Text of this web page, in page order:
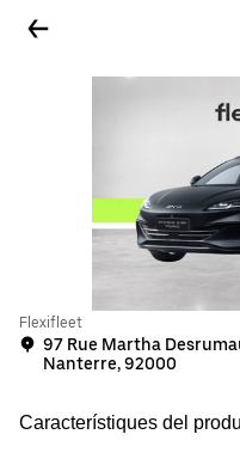
Flexifleet
97 Rue Martha
Nanterre, 92000
Característiques del